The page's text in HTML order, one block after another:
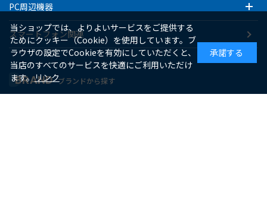
PC周辺機器
スマートフォン関連
BRAND ブランドから探す
当ショップでは、よりよいサービスをご提供する
ためにクッキー（Cookie）を使用しています。ブ
ラウザの設定でCookieを有効にしていただくと、
当店のすべてのサービスを快適にご利用いただけ
ます。リンク
承諾する